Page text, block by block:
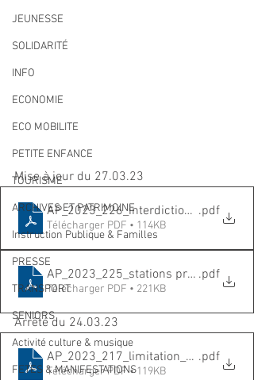
JEUNESSE
SOLIDARITÉ
INFO
ECONOMIE
ECO MOBILITE
PETITE ENFANCE
TOURISME
ARCHIVES ET PATRIMOINE
Instruction Publique & Familles
PRESSE
TRANSPORT
SENIORS
Activité culture & musique
FETES & MANIFESTATIONS
Mise à jour du 27.03.23
.pdf
Télécharger PDF • 114KB
AP_2023_225_stations .pdf
Télécharger PDF • 221KB
Arrêté du 24.03.23
.pdf
Télécharger PDF • 119KB